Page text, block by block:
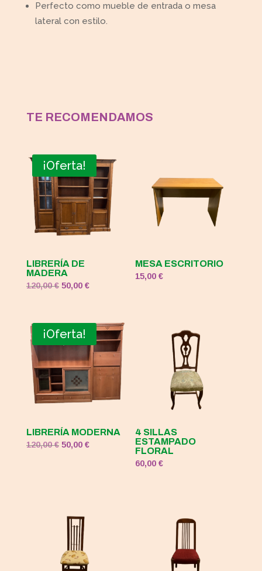
Perfecto como mueble de entrada o mesa
lateral con estilo.
TE RECOMENDAMOS
¡Oferta!
LIBRERÍA DE
MADERA
120,00€ El
era:
120,00 €.
50,00 €El
es:
50,00 €.
MESA ESCRITORIO
15,00€
¡Oferta!
LIBRERÍA MODERNA
120,00€ El
50,00 €El
4 SILLAS
ESTAMPADO
FLORAL
60,00€